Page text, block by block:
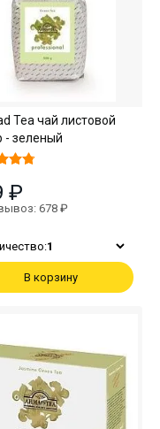
Tea чай листовой
- зеленый
₽
678 ₽
1
В корзину